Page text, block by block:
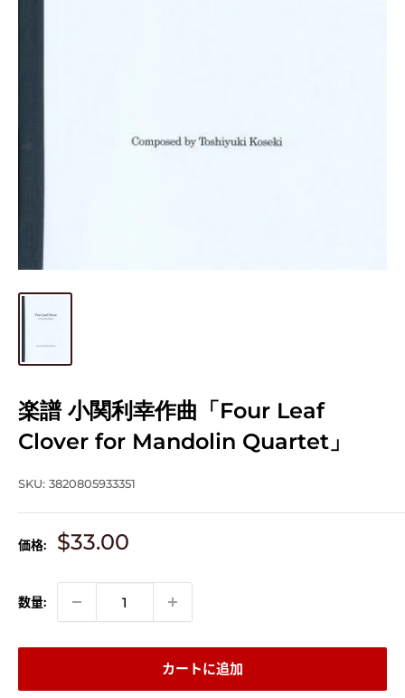
楽譜 小関利幸作曲「Four Leaf
Clover for Mandolin Quartet」
SKU: 3820805933351
価格:
販
価
格
$33.00
数量:
カートに追加